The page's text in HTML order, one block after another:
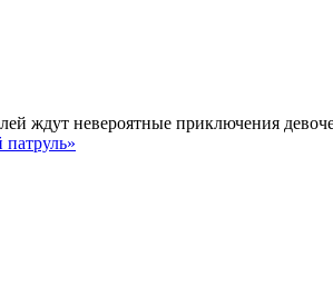
ждут невероятные приключения